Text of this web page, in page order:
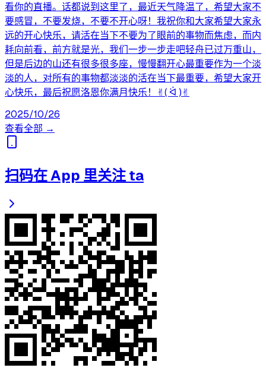
看你的直播。话都说到这里了，最近天气降温了，希望大家不
要感冒，不要发烧，不要不开心呀！我祝你和大家希望大家永
远的开心快乐，请活在当下不要为了眼前的事物而焦虑，而内
耗向前看，前方就是光，我们一步一步走吧轻舟已过万重山，
但是后边的山还有很多很多座，慢慢翻开心最重要作为一个淡
淡的人，对所有的事物都淡淡的活在当下最重要，希望大家开
心快乐，最后祝愿洛恩你满月快乐！✌︎( ᐛ )✌︎
2025/10/26
查看全部 →
扫码在 App 里关注 ta